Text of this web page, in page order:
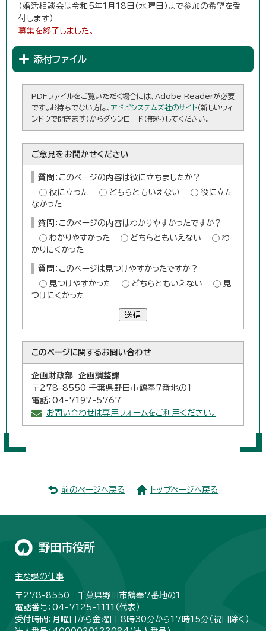
（婚活相談会は令和5年1月18日（水曜日）まで参加の希望を受
付します）
募集を終了しました。
添付ファイル
PDFファイルをご覧いただく場合には、Adobe Readerが必要
です。お持ちでない方は、 アドビシステムズ社のサイト（新しいウィ
ンドウで開きます）からダウンロード（無料）してください。
ご意見をお聞かせください
質問：このページの内容は役に立ちましたか？
役に立った
どちらともいえない
役に立た
なかった
質問：このページの内容はわかりやすかったですか？
わかりやすかった
どちらともいえない
わ
かりにくかった
質問：このページは見つけやすかったですか？
見つけやすかった
どちらともいえない
見
つけにくかった
送信
このページに関するお問い合わせ
企画財政部 企画調整課
〒278-8550 千葉県野田市鶴奉7番地の1
電話：04-7197-5767
お問い合わせは専用フォームをご利用ください。
前のページへ戻る トップページへ戻る
野田市役所
主な課の仕事
〒278-8550 千葉県野田市鶴奉7番地の1
電話番号：04-7125-1111（代表）
受付時間：月曜日から金曜日 8時30分から17時15分（祝日除く）